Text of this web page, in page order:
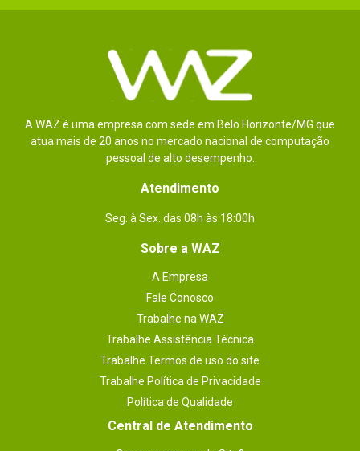
A WAZ é uma empresa com sede em Belo Horizonte/MG que
atua mais de 20 anos no mercado nacional de computação
pessoal de alto desempenho.
Atendimento
Seg. à Sex. das 08h às 18:00h
Sobre a WAZ
A Empresa
Fale Conosco
Trabalhe na WAZ
Trabalhe Assistência Técnica
Trabalhe Termos de uso do site
Trabalhe Política de Privacidade
Política de Qualidade
Central de Atendimento